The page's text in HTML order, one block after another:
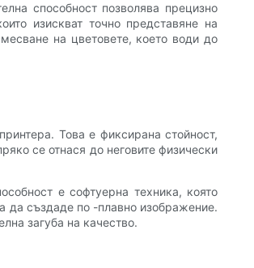
способност позволява прецизно
изискват точно представяне на
на цветовете, което води до
Това е фиксирана стойност,
се отнася до неговите физически
е софтуерна техника, която
да създаде по -плавно изображение.
загуба на качество.